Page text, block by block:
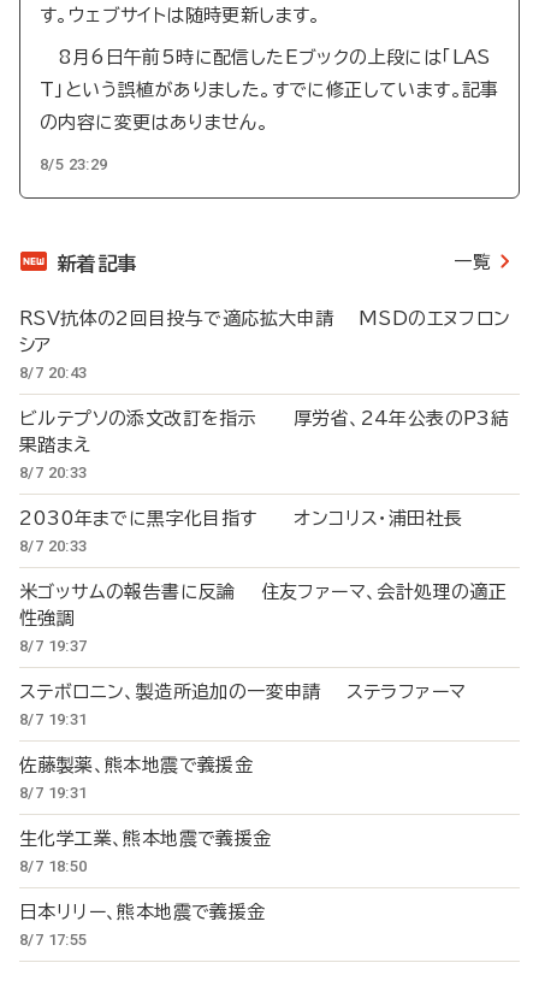
す。ウェブサイトは随時更新します。
8月6日午前5時に配信したEブックの上段には「LAS
T」という誤植がありました。すでに修正しています。記事
の内容に変更はありません。
8/5 23:29
新着記事 一覧
RSV抗体の2回目投与で適応拡大申請 MSDのエヌフロン
シア
8/7 20:43
ビルテプソの添文改訂を指示 厚労省、24年公表のP3結
果踏まえ
8/7 20:33
2030年までに黒字化目指す オンコリス・浦田社長
8/7 20:33
米ゴッサムの報告書に反論 住友ファーマ、会計処理の適正
性強調
8/7 19:37
ステボロニン、製造所追加の一変申請 ステラファーマ
8/7 19:31
佐藤製薬、熊本地震で義援金
8/7 19:31
生化学工業、熊本地震で義援金
8/7 18:50
日本リリー、熊本地震で義援金
8/7 17:55